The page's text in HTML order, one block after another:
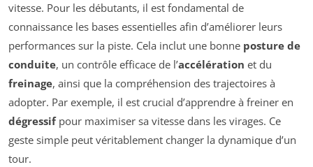
vitesse. Pour les débutants, il est fondamental de
connaissance les bases essentielles afin d’améliorer leurs
performances sur la piste. Cela inclut une bonne posture de
conduite, un contrôle efficace de l’accélération et du
freinage, ainsi que la compréhension des trajectoires à
adopter. Par exemple, il est crucial d’apprendre à freiner en
dégressifpour maximiser sa vitesse dans les virages. Ce
geste simple peut véritablement changer la dynamique d’un
tour.